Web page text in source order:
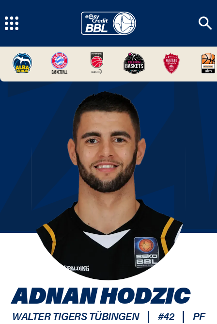
ADNAN HODZIC
WALTER TIGERS TÜBINGEN | #42 | PF